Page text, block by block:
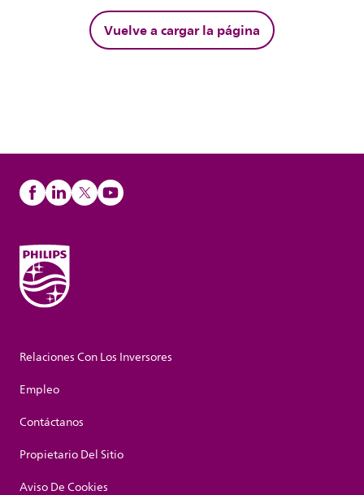
Vuelve a cargar la página
Relaciones Con Los Inversores
Empleo
Contáctanos
Propietario Del Sitio
Aviso De Cookies